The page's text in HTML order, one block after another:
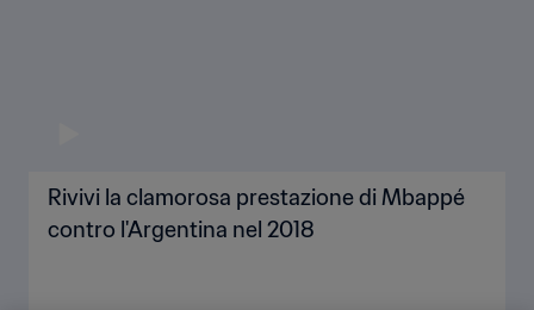
Rivivi la clamorosa prestazione di Mbappé
contro l'Argentina nel 2018